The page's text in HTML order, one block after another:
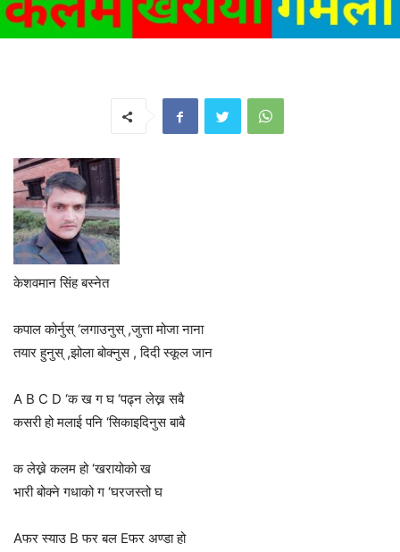
केशवमान सिंह बस्नेत
कपाल कोर्नुस् ‘लगाउनुस् ,जुत्ता मोजा नाना
तयार हुनुस् ,झोला बोक्नुस , दिदी स्कूल जान
A B C D ‘क ख ग घ ‘पढ्न लेख्न सबै
कसरी हो मलाई पनि ‘सिकाइदिनुस बाबै
क लेख्ने कलम हो ‘खरायोको ख
भारी बोक्ने गधाको ग ‘घरजस्तो घ
Aफर स्याउ B फर बल Eफर अण्डा हो